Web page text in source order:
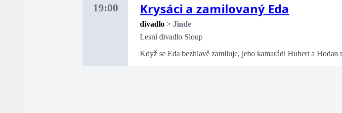
19:00 Krysáci a zamilovaný Eda
divadlo >Jinde
Lesní divadlo Sloup
Když se Eda bezhlavě zamiluje, jeho kamarádi Hubert a